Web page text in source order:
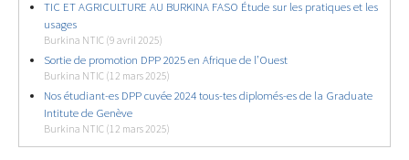
TIC ET AGRICULTURE AU BURKINA FASO Étude sur les pratiques et les
usages
Burkina NTIC (9 avril 2025)
Sortie de promotion DPP 2025 en Afrique de l’Ouest
Burkina NTIC (12 mars 2025)
Nos étudiant-es DPP cuvée 2024 tous-tes diplomés-es de la Graduate
Intitute de Genève
Burkina NTIC (12 mars 2025)